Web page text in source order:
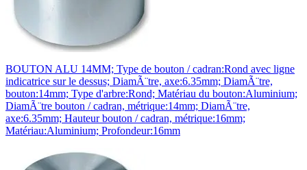
BOUTON ALU 14MM; Type de bouton / cadran:Rond avec ligne
indicatrice sur le dessus; DiamÃ¨tre, axe:6.35mm; DiamÃ¨tre,
bouton:14mm; Type d'arbre:Rond; Matériau du bouton:Aluminium;
DiamÃ¨tre bouton / cadran, métrique:14mm; DiamÃ¨tre,
axe:6.35mm; Hauteur bouton / cadran, métrique:16mm;
Matériau:Aluminium; Profondeur:16mm